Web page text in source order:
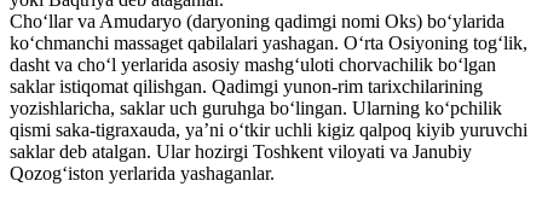
Cho‘llar va Amudaryo (daryoning qadimgi nomi Oks) bo‘ylarida
ko‘chmanchi massaget qabilalari yashagan. O‘rta Osiyoning tog‘lik,
dasht va cho‘l yerlarida asosiy mashg‘uloti chorvachilik bo‘lgan
saklar istiqomat qilishgan. Qadimgi yunon-rim tarixchilarining
yozishlaricha, saklar uch guruhga bo‘lingan. Ularning ko‘pchilik
qismi saka-tigraxauda, ya’ni o‘tkir uchli kigiz qalpoq kiyib yuruvchi
saklar deb atalgan. Ular hozirgi Toshkent viloyati va Janubiy
Qozog‘iston yerlarida yashaganlar.